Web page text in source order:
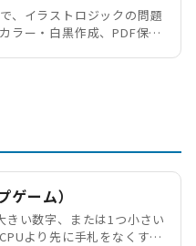
、イラストロジックの問題
ラー・白黒作成、PDF保
ゲーム）
きい数字、または1つ小さい
より先に手札をなくすト